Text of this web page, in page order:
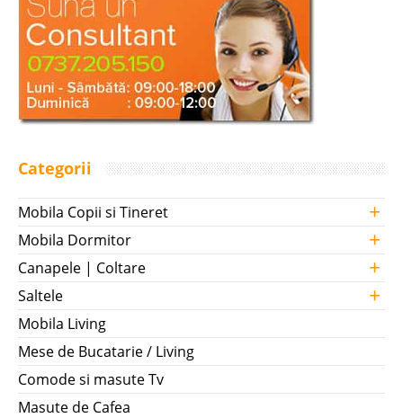
Categorii
Mobila Copii si Tineret +
Mobila Dormitor +
Canapele | Coltare +
Saltele +
Mobila Living
Mese de Bucatarie / Living
Comode si masute Tv
Masute de Cafea